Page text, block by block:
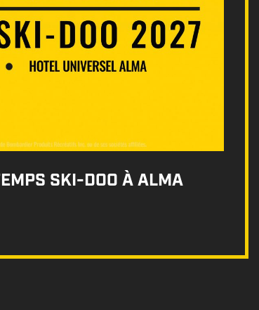
SKI-DOO À ALMA